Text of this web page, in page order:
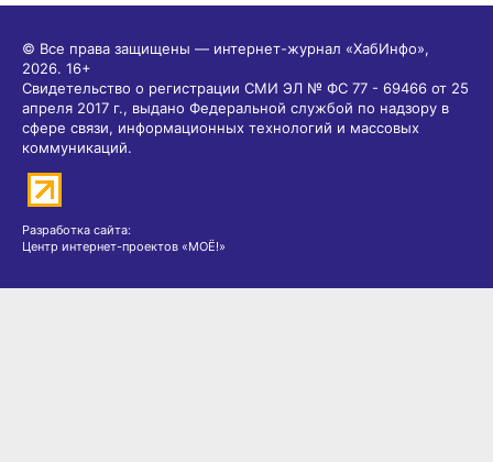
© Все права защищены — интернет-журнал «ХабИнфо»,
2026. 16+
Свидетельство о регистрации СМИ ЭЛ № ФС 77 - 69466 от 25
апреля 2017 г., выдано Федеральной службой по надзору в
сфере связи, информационных технологий и массовых
коммуникаций.
Разработка сайта:
Центр интернет-проектов «МОЁ!»